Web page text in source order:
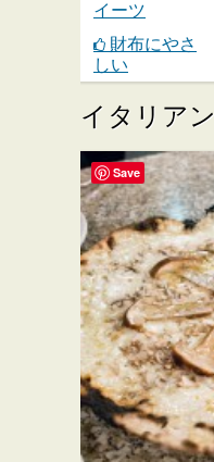
イーツ
財布にやさ
しい
イタリアン
Save